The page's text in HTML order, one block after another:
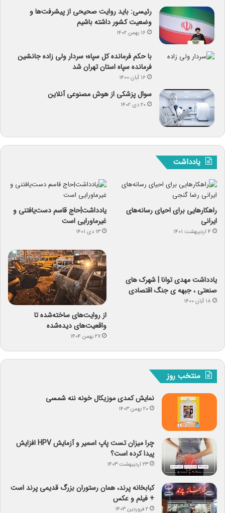
رئیسی: باید روایت صحیحی از پیشرفت‌ها و
وضعیت کشور داشته باشیم
۱۶ بهمن ۱۴۰۲
با حکم فرمانده کل سپاه؛ سردار ولی زاده جانشین
فرمانده سپاه استان تهران شد
۱۶ آبان ۱۴۰۰
سوال پزشکی از هوش مصنوعی آنلاین
۲۰ دی ۱۴۰۲
یادداشت
راهکارهایی برای احیای رسانه‌های
ایرانی
۴ اردیبهشت ۱۴۰۱
یادداشت|حاج قاسم دست‌یافتنی و
غیرماورایی است
۱۳ دی ۱۴۰۱
یادداشت مهدی توانا | شهرک های
صنعتی ، جبهه ی جنگ اقتصادی
۱۸ آبان ۱۴۰۰
از روایت‌های ساخته‌شده تا
واقعیت‌های دیده‌شده
۲۷ بهمن ۱۴۰۴
منتخب روز
نمایش کمدی موزیکال خونه ننه شمسی
۲۰ بهمن ۱۴۰۳
چرا میزان تست پاپ اسمیر و آزمایش HPV افزایش
پیدا کرده است؟
۲۳ اردیبهشت ۱۴۰۳
کبابخانه پرند، همان رستوران بزرگ قدیمی پرند است
+ فیلم و عکس
۲ فروردین ۱۴۰۳